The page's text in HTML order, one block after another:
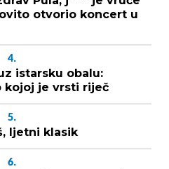
otvorio koncert u
4.
istarsku obalu:
kojoj je vrsti riječ
5.
ljetni klasik
6.